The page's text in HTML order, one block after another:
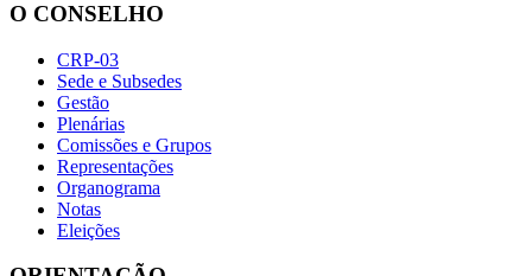
O CONSELHO
CRP-03
Sede e Subsedes
Gestão
Plenárias
Comissões e Grupos
Representações
Organograma
Notas
Eleições